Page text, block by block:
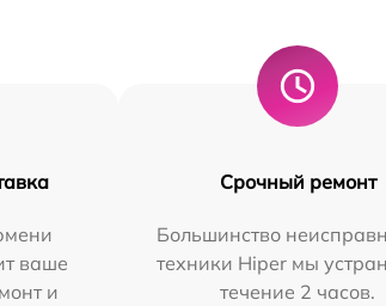
ваше
и
Срочный ремонт
Большинство
техники Hiper мы
течение 2 часов.